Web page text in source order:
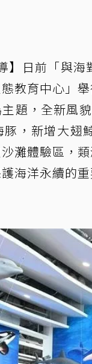
】日前「與
教育中心」
題，全新風
，新增大翅
灘體驗區，
海洋永續的